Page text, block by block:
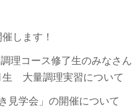
します！
調理コース修了生のみなさん
生 大量調理実習について
見学会」の開催について